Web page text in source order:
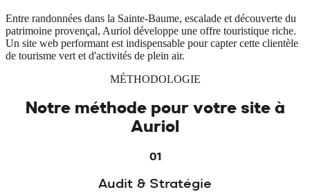
Entre randonnées dans la Sainte-Baume, escalade et découverte du
patrimoine provençal, Auriol développe une offre touristique riche.
Un site web performant est indispensable pour capter cette clientèle
de tourisme vert et d'activités de plein air.
MÉTHODOLOGIE
Notre méthode pour votre site à
Auriol
01
Audit & Stratégie